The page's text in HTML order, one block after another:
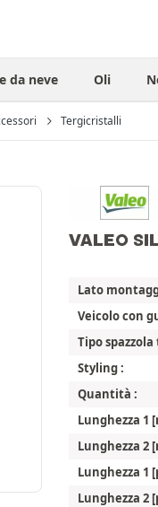
da neve Oli
Tergicristalli
VALEO
Lato
Veicolo con
Tipo
Styling :
Quantità :
Lunghezza 1
Lunghezza 2
Lunghezza 1
Lunghezza 2